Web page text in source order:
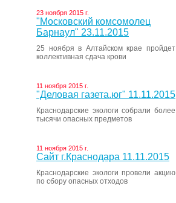
23 ноября 2015 г.
"Московский комсомолец
Барнаул" 23.11.2015
25 ноября в Алтайском крае пройдет
коллективная сдача крови
11 ноября 2015 г.
"Деловая газета.юг" 11.11.2015
Краснодарские экологи собрали более
тысячи опасных предметов
11 ноября 2015 г.
Сайт г.Краснодара 11.11.2015
Краснодарские экологи провели акцию
по сбору опасных отходов